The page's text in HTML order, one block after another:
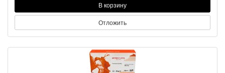
В корзину
Отложить